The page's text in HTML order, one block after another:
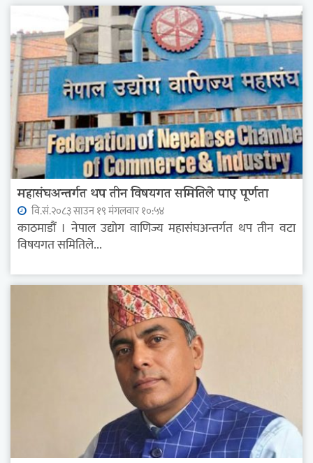
महासंघअन्तर्गत थप तीन विषयगत समितिले पाए पूर्णता
वि.सं.२०८३ साउन १९ मंगलवार १०:५४
काठमाडौं । नेपाल उद्योग वाणिज्य महासंघअन्तर्गत थप तीन वटा
विषयगत समितिले...